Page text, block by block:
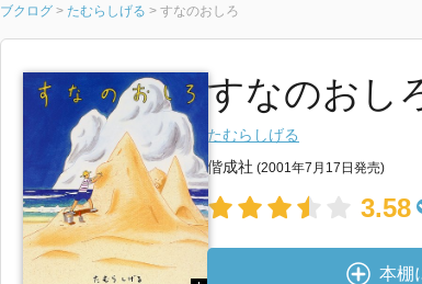
ブクログ > たむらしげる > すなのおしろ
すなのおし
たむらしげる
偕成社 (2001年7月17日発売)
3.58
本棚